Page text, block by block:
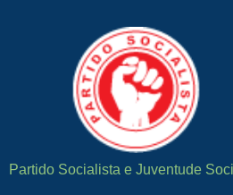
Partido Socialista e Juventude